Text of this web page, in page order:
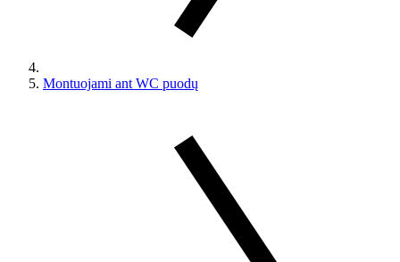
Montuojami ant WC puodų